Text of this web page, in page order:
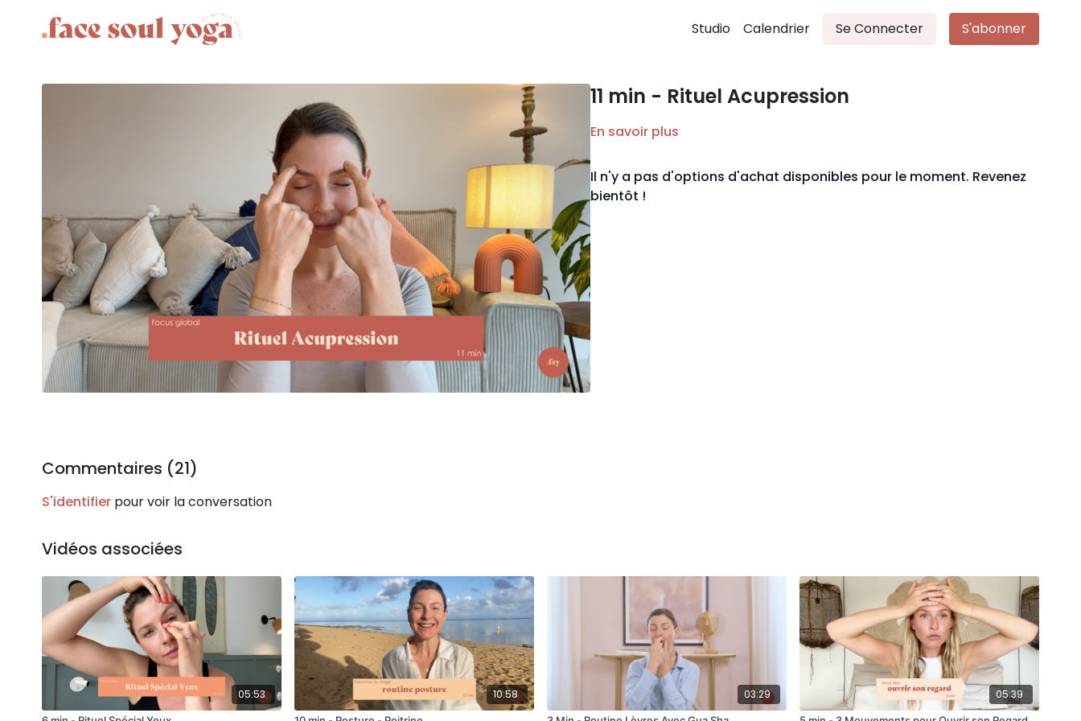
Studio Calendrier Se Connecter S'abonner
11 min - Rituel Acupression
En savoir plus
Il n'y a pas d'options d'achat disponibles pour le moment. Revenez
bientôt !
Commentaires (21)
S'identifier pour voir la conversation
Vidéos associées
05:53 10:58 03:29 05:39